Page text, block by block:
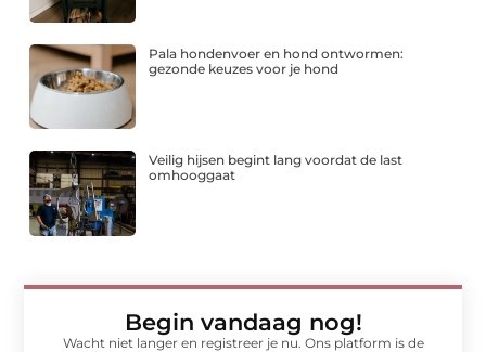
Pala hondenvoer en hond ontwormen:
gezonde keuzes voor je hond
Veilig hijsen begint lang voordat de last
omhooggaat
Begin vandaag nog!
Wacht niet langer en registreer je nu. Ons platform is de